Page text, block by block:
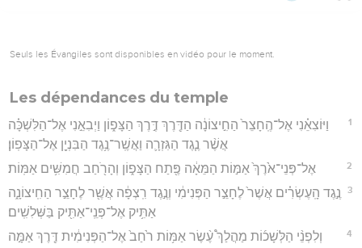
Seuls les Évangiles sont disponibles en vidéo pour le moment.
Les dépendances du temple
1
וַיּוֹצִאֵ֗נִי אֶל־הֶֽחָצֵר֙ הַחִ֣יצוֹנָ֔ה הַדֶּ֖רֶךְ דֶּ֣רֶךְ הַצָּפ֑וֹן וַיְבִאֵ֣נִי אֶל־הַלִּשְׁכָּ֗ה
אֲשֶׁ֨ר נֶ֧גֶד הַגִּזְרָ֛ה וַאֲשֶֽׁר־נֶ֥גֶד הַבִּנְיָ֖ן אֶל־הַצָּפֽוֹן׃
2 אֶל־פְּנֵי־אֹ֙רֶךְ֙ אַמּ֣וֹת הַמֵּאָ֔ה פֶּ֖תַח הַצָּפ֑וֹן וְהָרֹ֖חַב חֲמִשִּׁ֥ים אַמּֽוֹת׃
3
נֶ֣גֶד הָֽעֶשְׂרִ֗ים אֲשֶׁר֙ לֶחָצֵ֣ר הַפְּנִימִ֔י וְנֶ֣גֶד רִֽצְפָ֔ה אֲשֶׁ֖ר לֶחָצֵ֣ר הַחִֽיצוֹנָ֑ה
אַתִּ֥יק אֶל־פְּנֵֽי־אַתִּ֖יק בַּשְּׁלִשִֽׁים׃
4
וְלִפְנֵ֨י הַלְּשָׁכ֜וֹת מַהֲלַךְ֩ עֶ֨שֶׂר אַמּ֥וֹת רֹ֙חַב֙ אֶל־הַפְּנִימִ֔ית דֶּ֖רֶךְ אַמָּ֣ה